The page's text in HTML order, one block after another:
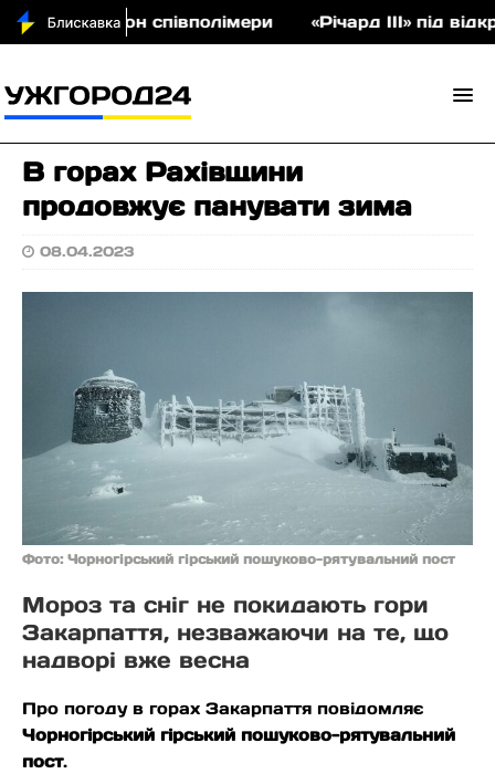
на аукціон співполімери «Річард ІІІ» під
В горах Рахівщини
продовжує панувати зима
08.04.2023
Фото: Чорногірський гірський пошуково-рятувальний пост
Мороз та сніг не покидають гори
Закарпаття, незважаючи на те, що
надворі вже весна
Про погоду в горах Закарпаття повідомляє
Чорногірський гірський пошуково-рятувальний
пост.